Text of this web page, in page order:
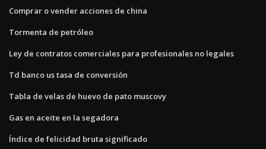
Comprar o vender acciones de china
Tormenta de petróleo
Ley de contratos comerciales para profesionales no legales
Td banco us tasa de conversión
Tabla de velas de huevo de pato muscovy
Gas en aceite en la segadora
Índice de felicidad bruta significado